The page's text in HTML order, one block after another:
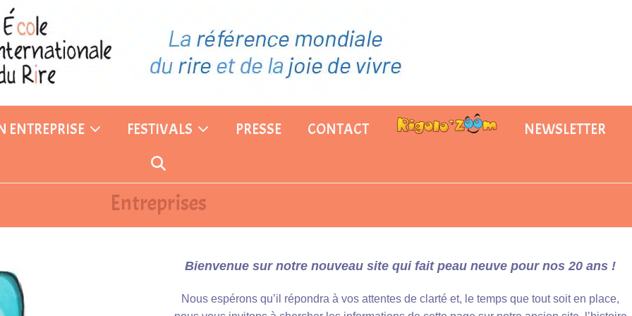
ENTREPRISE FESTIVALS PRESSE CONTACT NEWSLETTER
Entreprises
Bienvenue sur notre nouveau site qui fait peau neuve pour nos 20 ans !
Nous espérons qu’il répondra à vos attentes de clarté et, le temps que tout soit en place,